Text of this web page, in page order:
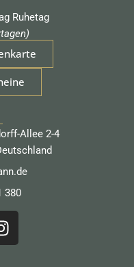
Ruhetag
Allee 2-4
380
I
n
s